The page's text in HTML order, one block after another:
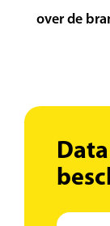
16.00 uur:
over de